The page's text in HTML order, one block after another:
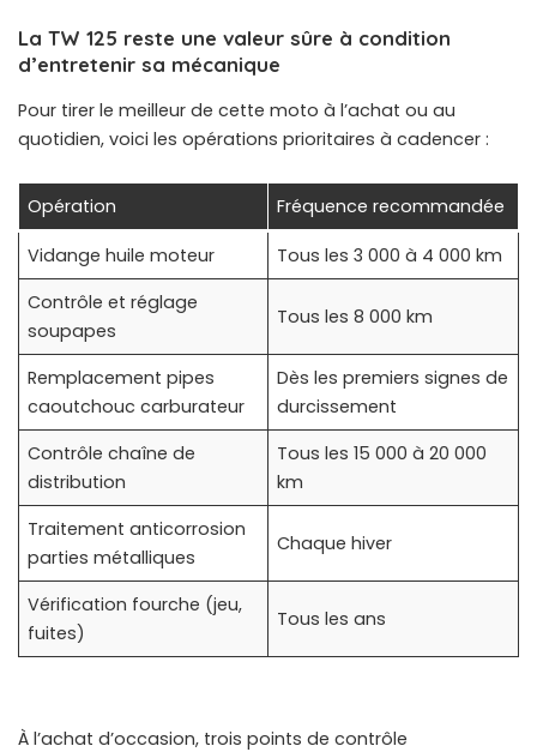
La TW 125 reste une valeur sûre à condition
d’entretenir sa mécanique
Pour tirer le meilleur de cette moto à l’achat ou au
quotidien, voici les opérations prioritaires à cadencer :
Opération Fréquence recommandée
Vidange huile moteur
Tous les 3 000 à 4 000 km
Contrôle et réglage
soupapes
Tous les 8 000 km
Remplacement pipes
caoutchouc carburateur
Dès les premiers signes de
durcissement
Contrôle chaîne de
distribution
Tous les 15 000 à 20 000
km
Traitement anticorrosion
parties métalliques
Chaque hiver
Vérification fourche (jeu,
fuites)
Tous les ans
À l’achat d’occasion, trois points de contrôle